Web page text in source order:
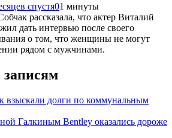
спустя01 минуты
рассказала, что актер Виталий
дать интервью после своего
о том, что женщины не могут
рядом с мужчинами.
взыскали долги по коммунальным
Галкиным Bentley оказались дороже